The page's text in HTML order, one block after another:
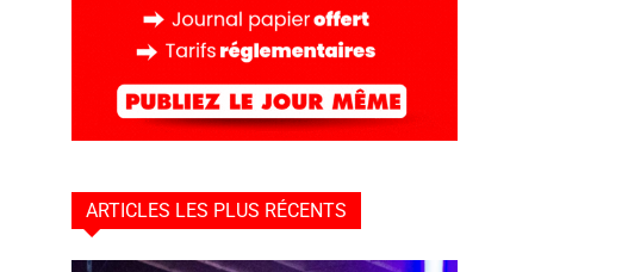
ARTICLES LES PLUS RÉCENTS